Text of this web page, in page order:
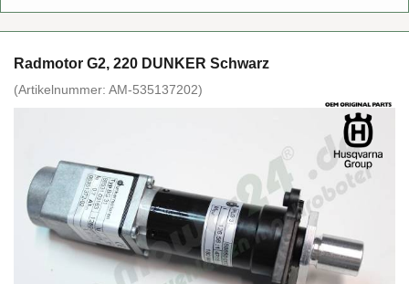
Rad­mo­tor G2, 220 DUN­KER Schwarz
(Ar­ti­kel­num­mer: AM-​535137202)